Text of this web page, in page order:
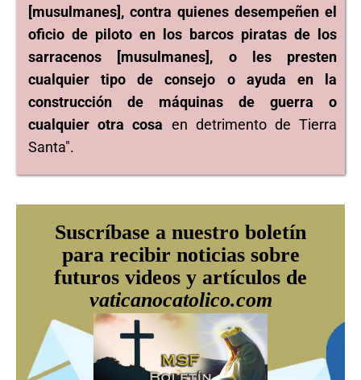
[musulmanes], contra quienes desempeñen el
oficio de piloto en los barcos piratas de los
sarracenos [musulmanes], o les presten
cualquier tipo de consejo o ayuda en la
construcción de máquinas de guerra o
cualquier otra cosa en detrimento de Tierra
Santa".
Suscríbase a nuestro boletín
para recibir noticias sobre
futuros videos y artículos de
vaticanocatolico.com